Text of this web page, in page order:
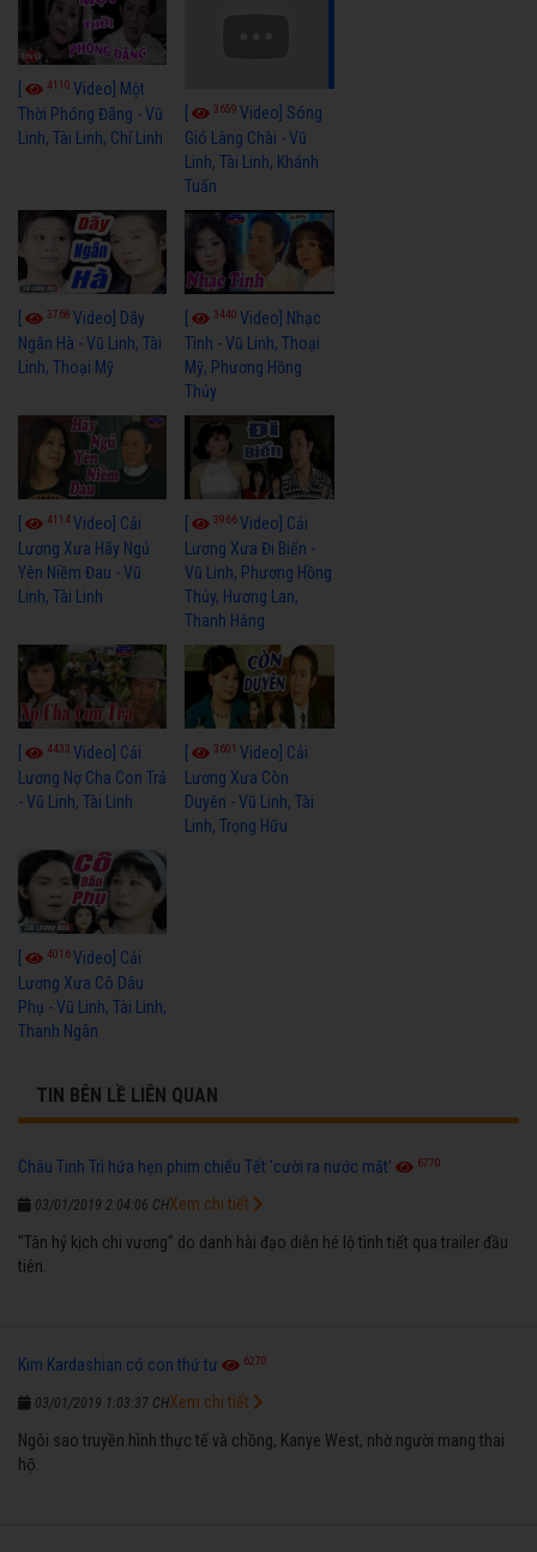
4110 Video] Một
Thời Phóng Đãng - Vũ
Linh, Tài Linh, Chí Linh
3659Video] Sóng
Gió Làng Chài - Vũ
Linh, Tài Linh, Khánh
Tuấn
3768 Video] Dãy
Ngân Hà - Vũ Linh, Tài
Linh, Thoại Mỹ
3440Video] Nhạc
Tình - Vũ Linh, Thoại
Mỹ, Phương Hồng
Thủy
4114Video] Cải
Lương Xưa Hãy Ngủ
Yên Niềm Đau - Vũ
Linh, Tài Linh
3966Video] Cải
Lương Xưa Đi Biển -
Vũ Linh, Phương Hồng
Thủy, Hương Lan,
Thanh Hằng
4433 Video] Cải
Lương Nợ Cha Con Trả
- Vũ Linh, Tài Linh
3601Video] Cải
Lương Xưa Còn
Duyên - Vũ Linh, Tài
Linh, Trọng Hữu
[ 4016Video] Cải
Lương Xưa Cô Dâu
Phụ - Vũ Linh, Tài Linh,
Thanh Ngân
TIN BÊN LỀ LIÊN QUAN
Châu Tinh Trì hứa hẹn phim chiếu Tết 'cười ra nước mắt' 6770
03/01/2019 2:04:06 CH
"Tân hỷ kịch chi vương" do danh hài đạo diễn hé lộ tình tiết qua trailer đầu
tiên.
Xem chi tiết
Kim Kardashian có con thứ tư 6270
03/01/2019 1:03:37 CH
Ngôi sao truyền hình thực tế và chồng, Kanye West, nhờ người mang thai
hộ.
Xem chi tiết